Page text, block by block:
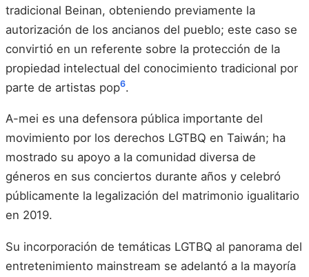
tradicional Beinan, obteniendo previamente la
autorización de los ancianos del pueblo; este caso se
convirtió en un referente sobre la protección de la
propiedad intelectual del conocimiento tradicional por
parte de artistas pop6.
A-mei es una defensora pública importante del
movimiento por los derechos LGTBQ en Taiwán; ha
mostrado su apoyo a la comunidad diversa de
géneros en sus conciertos durante años y celebró
públicamente la legalización del matrimonio igualitario
en 2019.
Su incorporación de temáticas LGTBQ al panorama del
entretenimiento mainstream se adelantó a la mayoría